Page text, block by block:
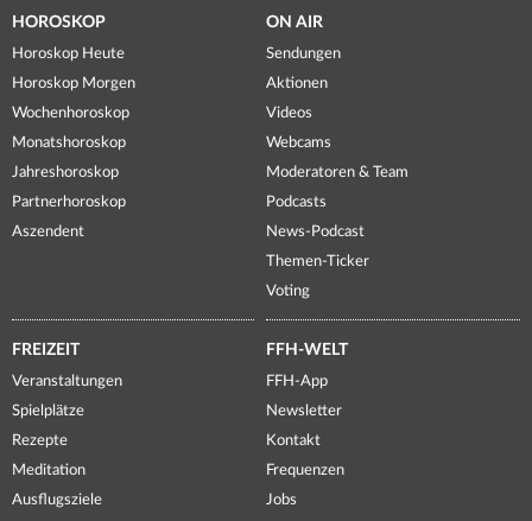
HOROSKOP
Horoskop Heute
Horoskop Morgen
Wochenhoroskop
Monatshoroskop
Jahreshoroskop
Partnerhoroskop
Aszendent
ON AIR
Sendungen
Aktionen
Videos
Webcams
Moderatoren & Team
Podcasts
News-Podcast
Themen-Ticker
Voting
FREIZEIT
Veranstaltungen
Spielplätze
Rezepte
Meditation
Ausflugsziele
FFH-WELT
FFH-App
Newsletter
Kontakt
Frequenzen
Jobs